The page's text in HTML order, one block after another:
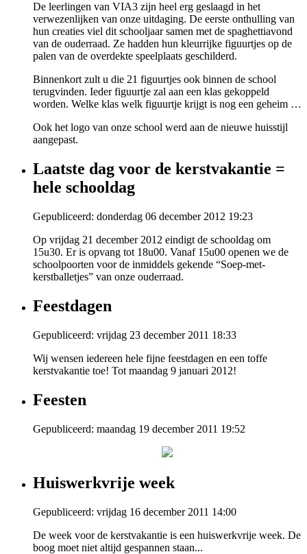
De leerlingen van VIA3 zijn heel erg geslaagd in het
verwezenlijken van onze uitdaging. De eerste onthulling van
hun creaties viel dit schooljaar samen met de spaghettiavond
van de ouderraad. Ze hadden hun kleurrijke figuurtjes op de
palen van de overdekte speelplaats geschilderd.
Binnenkort zult u die 21 figuurtjes ook binnen de school
terugvinden. Ieder figuurtje zal aan een klas gekoppeld
worden. Welke klas welk figuurtje krijgt is nog een geheim …
Ook het logo van onze school werd aan de nieuwe huisstijl
aangepast.
Laatste dag voor de kerstvakantie =
hele schooldag
Gepubliceerd: donderdag 06 december 2012 19:23
Op vrijdag 21 december 2012 eindigt de schooldag om
15u30. Er is opvang tot 18u00. Vanaf 15u00 openen we de
schoolpoorten voor de inmiddels gekende “Soep-met-
kerstballetjes” van onze ouderraad.
Feestdagen
Gepubliceerd: vrijdag 23 december 2011 18:33
Wij wensen iedereen hele fijne feestdagen en een toffe
kerstvakantie toe! Tot maandag 9 januari 2012!
Feesten
Gepubliceerd: maandag 19 december 2011 19:52
Huiswerkvrije week
Gepubliceerd: vrijdag 16 december 2011 14:00
De week voor de kerstvakantie is een huiswerkvrije week. De
boog moet niet altijd gespannen staan...